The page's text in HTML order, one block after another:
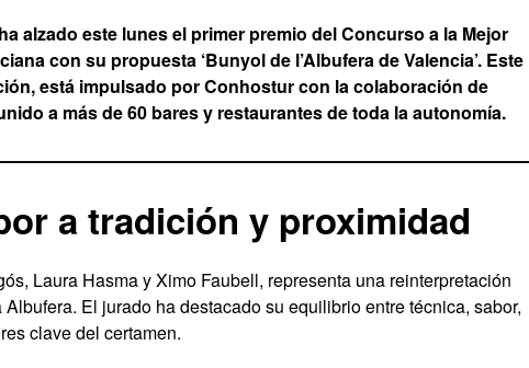
alzado este lunes el primer premio del Concurso a la Mejor
con su propuesta ‘Bunyol de l’Albufera de Valencia’. Este
está impulsado por Conhostur con la colaboración de
a más de 60 bares y restaurantes de toda la autonomía.
a tradición y proximidad
Laura Hasma y Ximo Faubell, representa una reinterpretación
El jurado ha destacado su equilibrio entre técnica, sabor,
clave del certamen.